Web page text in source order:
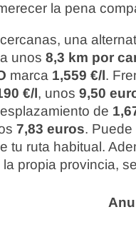
la pena
una
unos 8,3 km por
marca 1,559 €/l.
€/l, unos 9,50
de
7,83 euros.
tu ruta habitual.
propia provincia,